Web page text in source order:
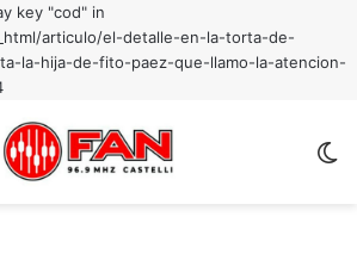
key "cod" in
articulo/el-detalle-en-la-torta-de-
la-hija-de-fito-paez-que-llamo-la-atencion-